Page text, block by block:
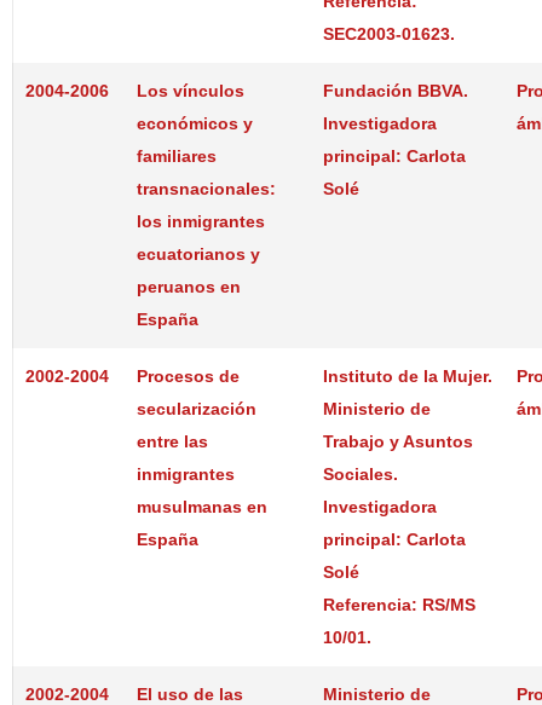
SEC2003-01623.
2004-2006
Los vínculos
económicos y
familiares
transnacionales:
los inmigrantes
ecuatorianos y
peruanos en
España
Fundación BBVA.
Investigadora
principal: Carlota
Solé
2002-2004
Procesos de
secularización
entre las
inmigrantes
musulmanas en
España
Instituto de la Mujer.
Ministerio de
Trabajo y Asuntos
Sociales.
Investigadora
principal: Carlota
Solé
Referencia: RS/MS
10/01.
2002-2004
El uso de las
Ministerio de